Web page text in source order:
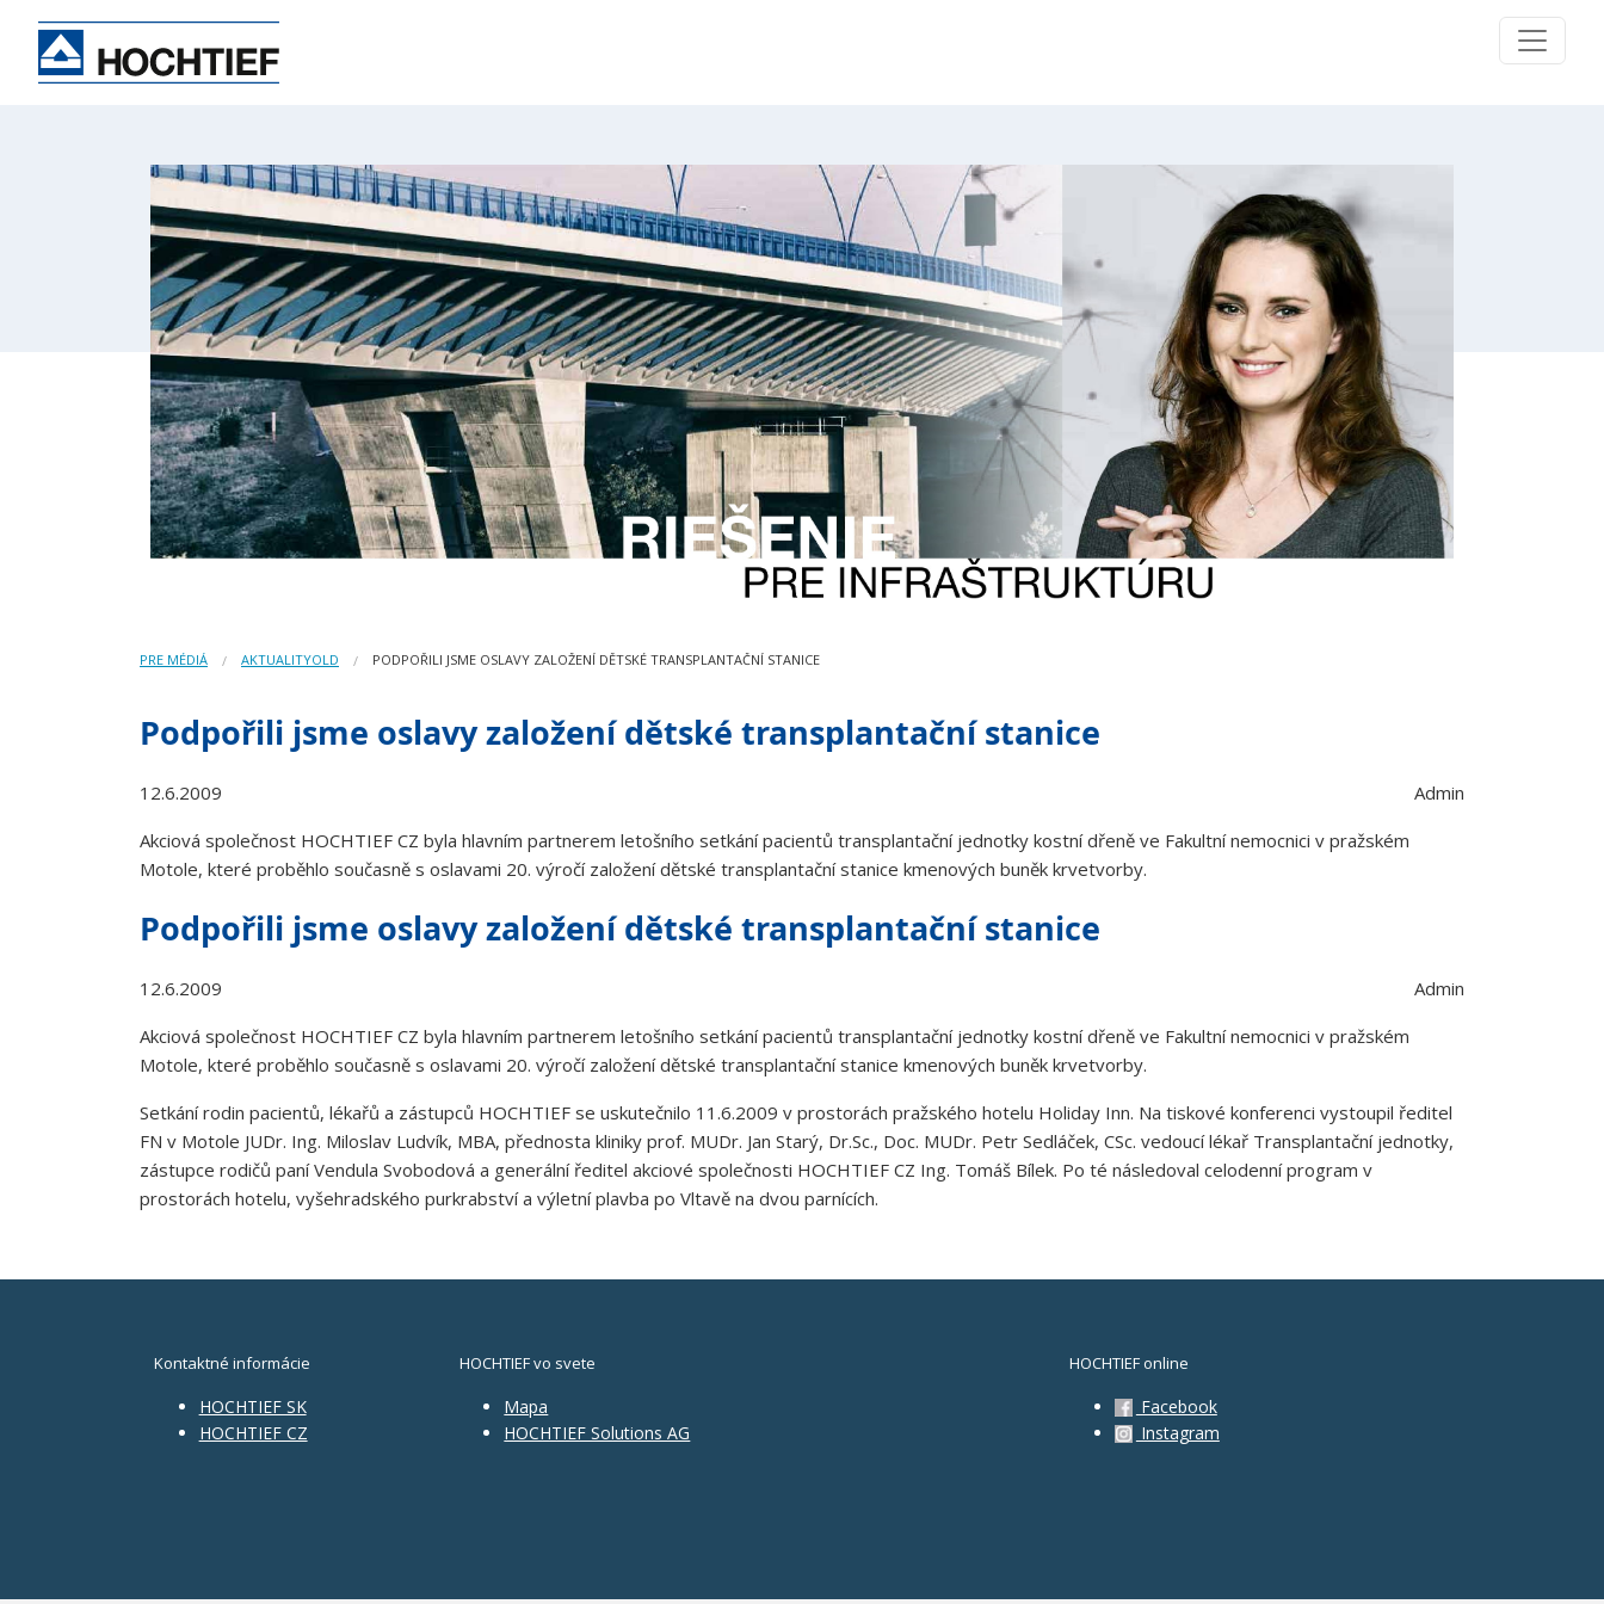
PRE MÉDIÁ AKTUALITYOLD PODPOŘILI JSME OSLAVY ZALOŽENÍ DĚTSKÉ TRANSPLANTAČNÍ STANICE
Podpořili jsme oslavy založení dětské transplantační stanice
12.6.2009
Admin
Akciová společnost HOCHTIEF CZ byla hlavním partnerem letošního setkání pacientů transplantační jednotky kostní dřeně ve Fakultní nemocnici v pražském
Motole, které proběhlo současně s oslavami 20. výročí založení dětské transplantační stanice kmenových buněk krvetvorby.
Podpořili jsme oslavy založení dětské transplantační stanice
12.6.2009
Admin
Akciová společnost HOCHTIEF CZ byla hlavním partnerem letošního setkání pacientů transplantační jednotky kostní dřeně ve Fakultní nemocnici v pražském
Motole, které proběhlo současně s oslavami 20. výročí založení dětské transplantační stanice kmenových buněk krvetvorby.
Setkání rodin pacientů, lékařů a zástupců HOCHTIEF se uskutečnilo 11.6.2009 v prostorách pražského hotelu Holiday Inn. Na tiskové konferenci vystoupil ředitel
FN v Motole JUDr. Ing. Miloslav Ludvík, MBA, přednosta kliniky prof. MUDr. Jan Starý, Dr.Sc., Doc. MUDr. Petr Sedláček, CSc. vedoucí lékař Transplantační jednotky,
zástupce rodičů paní Vendula Svobodová a generální ředitel akciové společnosti HOCHTIEF CZ Ing. Tomáš Bílek. Po té následoval celodenní program v
prostorách hotelu, vyšehradského purkrabství a výletní plavba po Vltavě na dvou parnících.
Kontaktné informácie
HOCHTIEF SK
HOCHTIEF CZ
HOCHTIEF vo svete
Mapa
HOCHTIEF Solutions AG
HOCHTIEF online
Facebook
Instagram